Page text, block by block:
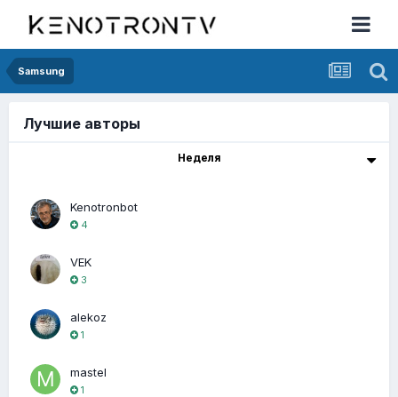
Samsung
Лучшие авторы
Неделя
Kenotronbot
4
VEK
3
alekoz
1
mastel
1